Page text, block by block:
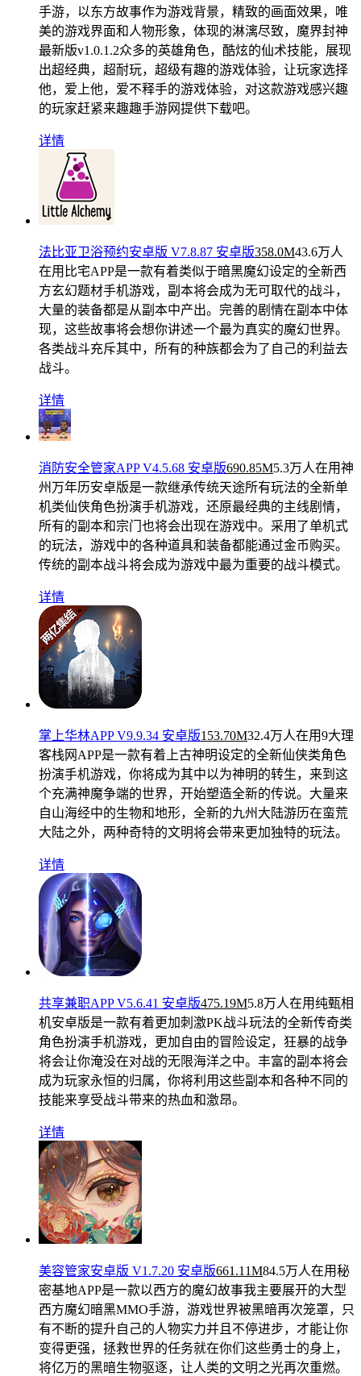
手游，以东方故事作为游戏背景，精致的画面效果，唯
美的游戏界面和人物形象，体现的淋漓尽致，魔界封神
最新版v1.0.1.2众多的英雄角色，酷炫的仙术技能，展现
出超经典，超耐玩，超级有趣的游戏体验，让玩家选择
他，爱上他，爱不释手的游戏体验，对这款游戏感兴趣
的玩家赶紧来趣趣手游网提供下载吧。
详情
法比亚卫浴预约安卓版 V7.8.87 安卓版358.0M43.6万人
在用 比宅APP是一款有着类似于暗黑魔幻设定的全新西
方玄幻题材手机游戏，副本将会成为无可取代的战斗，
大量的装备都是从副本中产出。完善的剧情在副本中体
现，这些故事将会想你讲述一个最为真实的魔幻世界。
各类战斗充斥其中，所有的种族都会为了自己的利益去
战斗。
详情
消防安全管家APP V4.5.68 安卓版690.85M5.3万人在用神
州万年历安卓版是一款继承传统天途所有玩法的全新单
机类仙侠角色扮演手机游戏，还原最经典的主线剧情，
所有的副本和宗门也将会出现在游戏中。采用了单机式
的玩法，游戏中的各种道具和装备都能通过金币购买。
传统的副本战斗将会成为游戏中最为重要的战斗模式。
详情
掌上华林APP V9.9.34 安卓版153.70M32.4万人在用9大理
客栈网APP是一款有着上古神明设定的全新仙侠类角色
扮演手机游戏，你将成为其中以为神明的转生，来到这
个充满神魔争端的世界，开始塑造全新的传说。大量来
自山海经中的生物和地形，全新的九州大陆游历在蛮荒
大陆之外，两种奇特的文明将会带来更加独特的玩法。
详情
共享兼职APP V5.6.41 安卓版475.19M5.8万人在用纯甄相
机安卓版是一款有着更加刺激PK战斗玩法的全新传奇类
角色扮演手机游戏，更加自由的冒险设定，狂暴的战争
将会让你淹没在对战的无限海洋之中。丰富的副本将会
成为玩家永恒的归属，你将利用这些副本和各种不同的
技能来享受战斗带来的热血和激昂。
详情
美容管家安卓版 V1.7.20 安卓版661.11M84.5万人在用秘
密基地APP是一款以西方的魔幻故事我主要展开的大型
西方魔幻暗黑MMO手游，游戏世界被黑暗再次笼罩，只
有不断的提升自己的人物实力并且不停进步，才能让你
变得更强，拯救世界的任务就在你们这些勇士的身上，
将亿万的黑暗生物驱逐，让人类的文明之光再次重燃。